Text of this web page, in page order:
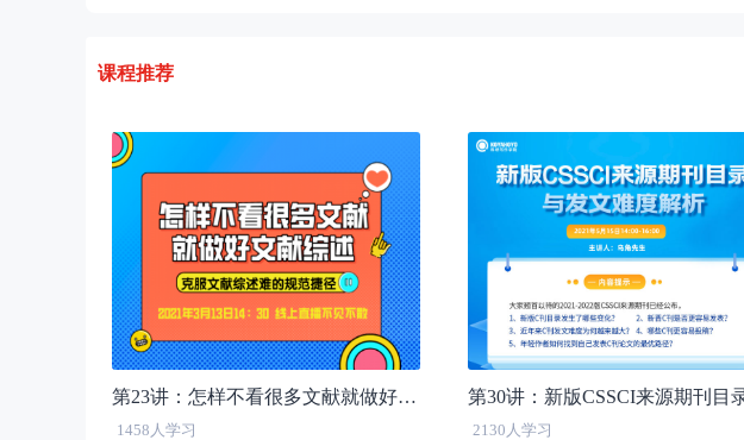
课程推荐
第23讲：怎样不看很多文献就做好文献综述？克服文献综述难的规范捷径
1458人学习 2130人学习